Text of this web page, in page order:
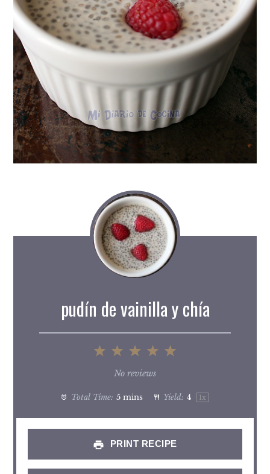
pudín de vainilla y chía
5
4
3
Stars
2
Stars
1
Star
No reviews
Total Time: 5 mins Yield: 4 1x
PRINT RECIPE